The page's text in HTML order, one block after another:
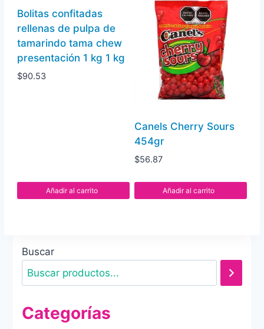
Bolitas confitadas
rellenas de pulpa de
tamarindo tama chew
presentación 1 kg 1 kg
$90.53
Añadir al carrito
Canels Cherry Sours
454gr
$56.87
Añadir al carrito
Buscar
Categorías